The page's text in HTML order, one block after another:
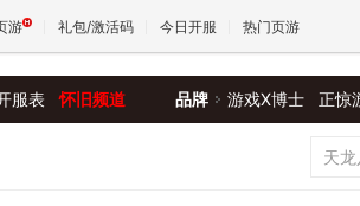
游 礼包/激活码 今日开服 热门页游
服表 怀旧频道 品牌 游戏X博士 正惊